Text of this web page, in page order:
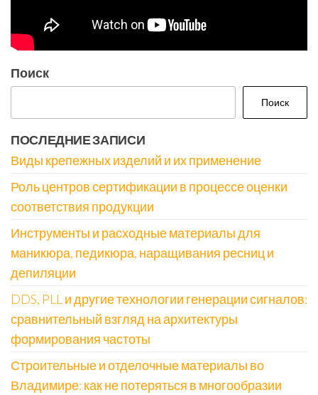
Поиск
Поиск
ПОСЛЕДНИЕ ЗАПИСИ
Виды крепежных изделий и их применение
Роль центров сертификации в процессе оценки
соответствия продукции
Инструменты и расходные материалы для
маникюра, педикюра, наращивания ресниц и
депиляции
DDS, PLL и другие технологии генерации сигналов:
сравнительный взгляд на архитектуры
формирования частоты
Строительные и отделочные материалы во
Владимире: как не потеряться в многообразии